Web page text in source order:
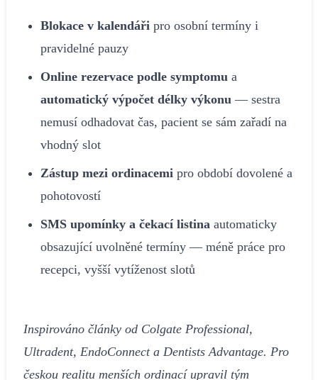
Blokace v kalendáři pro osobní termíny i
pravidelné pauzy
Online rezervace podle symptomu a
automatický výpočet délky výkonu — sestra
nemusí odhadovat čas, pacient se sám zařadí na
vhodný slot
Zástup mezi ordinacemi pro období dovolené a
pohotovostí
SMS upomínky a čekací listina automaticky
obsazující uvolněné termíny — méně práce pro
recepci, vyšší vytíženost slotů
Inspirováno články od Colgate Professional,
Ultradent, EndoConnect a Dentists Advantage. Pro
českou realitu menších ordinací upravil tým